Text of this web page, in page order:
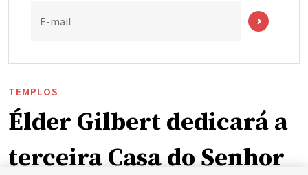
E-mail
TEMPLOS
Élder Gilbert dedicará a
terceira Casa do Senhor